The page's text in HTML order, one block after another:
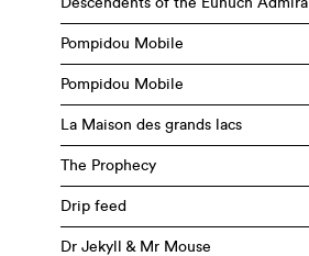
Descendents of the Eunuch Admiral
Pompidou Mobile
Pompidou Mobile
La Maison des grands lacs
The Prophecy
Drip feed
Dr Jekyll & Mr Mouse